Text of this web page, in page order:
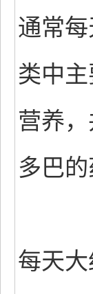
通常
类中
营养
多巴的
每天